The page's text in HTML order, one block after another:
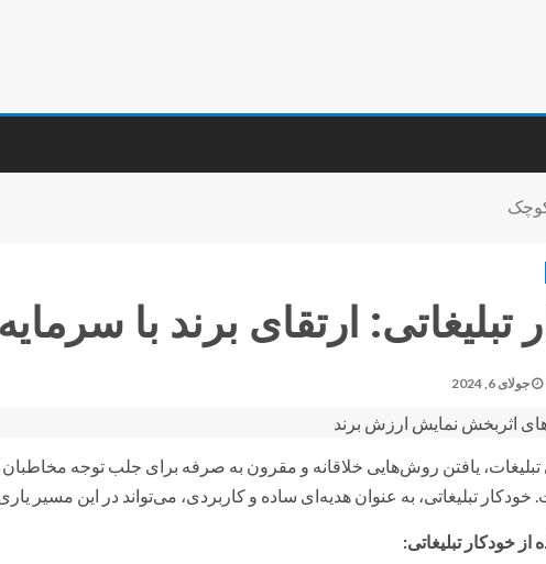
کوچک
تبلیغاتی: ارتقای برند با
جولای 6, 2024
تبلیغات، یافتن روش‌هایی خلاقانه و مقرون به صرفه برای جلب توجه مخاطبان و
خودکار تبلیغاتی، به عنوان هدیه‌ای ساده و کاربردی، می‌تواند در این مسیر
از خودکار تبلیغاتی: